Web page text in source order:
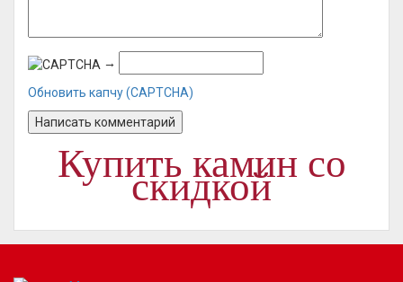
→
Обновить капчу (CAPTCHA)
Купить камин со
скидкой